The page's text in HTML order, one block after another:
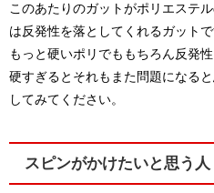
このあたりのガットがポリエステ
は反発性を落としてくれるガットで
もっと硬いポリでももちろん反発
硬すぎるとそれもまた問題になる
してみてください。
スピンがかけたいと思う人